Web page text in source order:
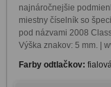
najnáročnejšie
miestny číselník so
pod názvami 2008
Výška znakov: 5 mm. |
Farby odtlačkov: